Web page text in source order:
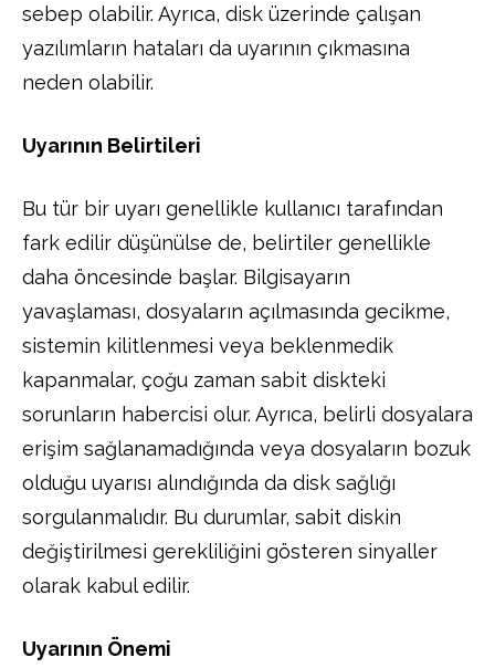
sebep olabilir. Ayrıca, disk üzerinde çalışan
yazılımların hataları da uyarının çıkmasına
neden olabilir.
Uyarının Belirtileri
Bu tür bir uyarı genellikle kullanıcı tarafından
fark edilir düşünülse de, belirtiler genellikle
daha öncesinde başlar. Bilgisayarın
yavaşlaması, dosyaların açılmasında gecikme,
sistemin kilitlenmesi veya beklenmedik
kapanmalar, çoğu zaman sabit diskteki
sorunların habercisi olur. Ayrıca, belirli dosyalara
erişim sağlanamadığında veya dosyaların bozuk
olduğu uyarısı alındığında da disk sağlığı
sorgulanmalıdır. Bu durumlar, sabit diskin
değiştirilmesi gerekliliğini gösteren sinyaller
olarak kabul edilir.
Uyarının Önemi